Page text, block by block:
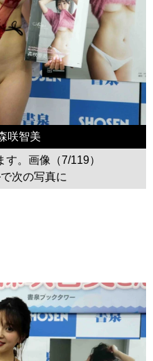
咲智美
す。画像（7/119）
次の写真に